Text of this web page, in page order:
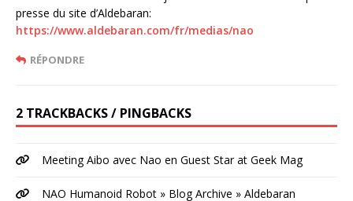
presse du site d’Aldebaran:
https://www.aldebaran.com/fr/medias/nao
RÉPONDRE
2 TRACKBACKS / PINGBACKS
Meeting Aibo avec Nao en Guest Star at Geek Mag
NAO Humanoid Robot » Blog Archive » Aldebaran